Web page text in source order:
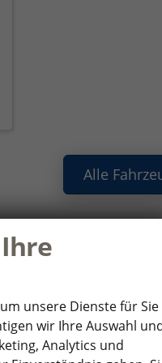
Alle
Ihr
Wir setzen uns
unsere Dienste für Sie
wir Ihre Auswahl
Analytics und